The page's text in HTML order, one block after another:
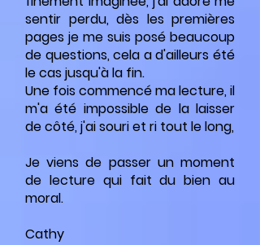
sentir perdu, dès les premières
pages je me suis posé beaucoup
de questions, cela a d'ailleurs été
le cas jusqu'à la fin.
Une fois commencé ma lecture, il
m'a été impossible de la laisser
de côté, j'ai souri et ri tout le long,
Je viens de passer un moment
de lecture qui fait du bien au
moral.
Cathy